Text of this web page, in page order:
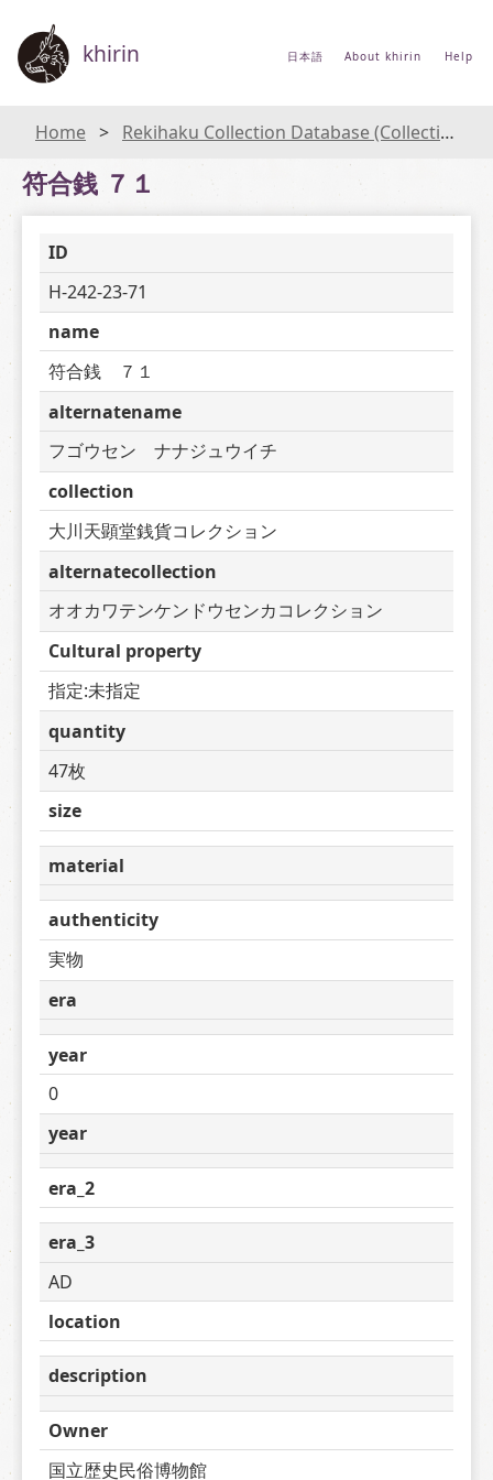
khirin 日本語 About khirin Help
Home Rekihaku Collection Database (Collections Database of the National Museum of Japanese History)
符合銭 ７１
ID
H-242-23-71
name
符合銭　７１
alternatename
フゴウセン　ナナジュウイチ
collection
大川天顕堂銭貨コレクション
alternatecollection
オオカワテンケンドウセンカコレクション
Cultural property
指定:未指定
quantity
47枚
size
material
authenticity
実物
era
year
0
year
era_2
era_3
AD
location
description
Owner
国立歴史民俗博物館